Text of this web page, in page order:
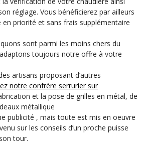
réglage. Vous bénéficierez par ailleurs
en priorité et sans frais supplémentaire
sont parmi les moins chers du
toujours notre offre à votre
artisans proposant d’autres
notre confrère serrurier sur
et la pose de grilles en métal, de
métallique
publicité , mais toute est mis en oeuvre
sur les conseils d’un proche puisse
tour.